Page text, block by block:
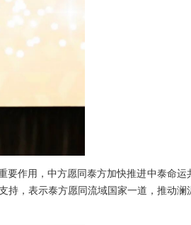
要作用，中方愿同泰方加快推进中泰命运
持，表示泰方愿同流域国家一道，推动澜